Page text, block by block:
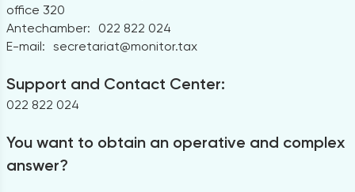
office 320
Antechamber:
022 822 024
E-mail: secretariat@monitor.tax
Support and Contact Center:
022 822 024
You want to obtain an operative and complex
answer?